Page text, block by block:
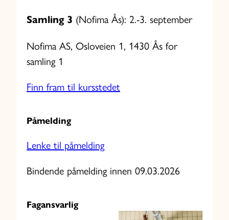
Samling 3 (Nofima Ås): 2.-3. september
Nofima AS, Osloveien 1, 1430 Ås for
samling 1
Finn fram til kursstedet
Påmelding
Lenke til påmelding
Bindende påmelding innen 09.03.2026
Fagansvarlig